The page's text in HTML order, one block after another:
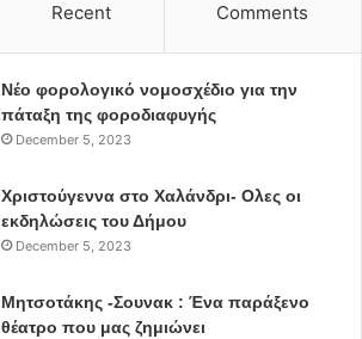
Recent Comments
Νέο φορολογικό νομοσχέδιο για την
πάταξη της φοροδιαφυγής
December 5, 2023
Χριστούγεννα στο Χαλάνδρι- Ολες οι
εκδηλώσεις του Δήμου
December 5, 2023
Μητσοτάκης -Σουνακ : Ένα παράξενο
θέατρο που μας ζημιώνει